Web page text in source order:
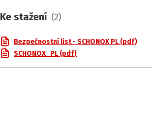
Ke stažení (2)
Bezpečnostní list - SCHONOX PL (pdf)
SCHONOX_PL (pdf)